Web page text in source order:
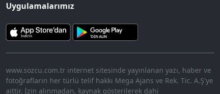
Uygulamalarımız
www.sozcu.com.tr internet sitesinde yayınlanan yazı, haber ve
fotoğrafların her türlü telif hakkı Mega Ajans ve Rek. Tic. A.Ş'ye
aittir. İzin alınmadan, kaynak gösterilerek dahi